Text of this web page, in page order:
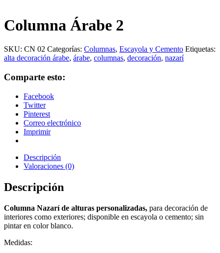
Columna Árabe 2
SKU: CN 02 Categorías: Columnas, Escayola y Cemento Etiquetas:
alta decoración árabe, árabe, columnas, decoración, nazarí
Comparte esto:
Facebook
Twitter
Pinterest
Correo electrónico
Imprimir
Descripción
Valoraciones (0)
Descripción
Columna Nazarí de alturas personalizadas, para decoración de
interiores como exteriores; disponible en escayola o cemento; sin
pintar en color blanco.
Medidas: